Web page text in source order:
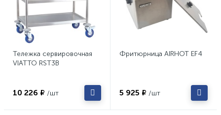
Тележка сервировочная
VIATTO RST3B
10 226 ₽ /шт
Фритюрница AIRHOT EF4
5 925 ₽ /шт